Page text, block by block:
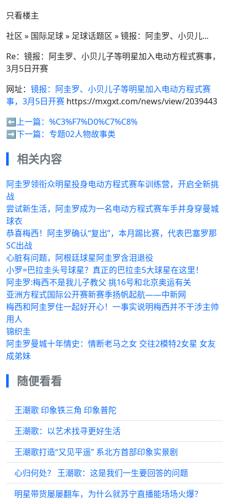
只看楼主
社区 » 国际足球 » 足球话题区 » 镜报：阿圭罗、小贝儿...
Re：镜报：阿圭罗、小贝儿子等明星加入电动方程式赛事，
3月5日开赛
网址： 镜报：阿圭罗、小贝儿子等明星加入电动方程式赛
事，3月5日开赛 https://mxgxt.com/news/view/2039443
⬅️上一篇： %C3%F7%D0%C7%C8%
➡️下一篇： 专题02人物故事类
相关内容
阿圭罗领衔众明星投身电动方程式赛车训练营，开启全新挑
战
尝试新生活，阿圭罗成为一名电动方程式赛车手并身穿曼城
球衣
恭喜梅西！阿圭罗确认“复出”，本月踢比赛，代表巴塞罗那
SC出战
心脏有问题，​阿根廷球星阿圭罗含泪退役
小罗=巴拉圭头号球星？真正的巴拉圭5大球星在这里！
阿圭罗:梅西不是我儿子教父 挑16号和北京奥运有关
亚洲方程式国际公开赛新赛季扬帆起航——中新网
梅西和阿圭罗住一起好开心！一事实说明梅西并不干涉主帅
用人
锦织圭
阿圭罗曼城十年情史：情断老马之女 交往2模特2女星 女友
成弟妹
随便看看
王潮歌 印象铁三角 印象普陀
王潮歌：以艺术找寻更好生活
王潮歌打造“又见平遥” 系北方首部印象实景剧
心归何处？ 王潮歌：这是我们一生要回答的问题
明星带货屡屡翻车，为什么就苏宁直播能场场火爆？